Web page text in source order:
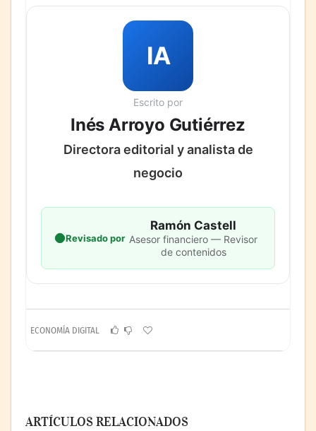
IA
Escrito por
Inés Arroyo Gutiérrez
Directora editorial y analista de
negocio
Revisado por
Ramón Castell
Asesor financiero — Revisor
de contenidos
ECONOMÍA DIGITAL
ARTÍCULOS RELACIONADOS